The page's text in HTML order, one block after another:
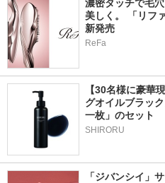
濃密タッチで毛
美しく。 「リフ
新発売
ReFa
【30名様に豪華
グオイルブラッ
一枚」のセット
SHIRORU
「ジバンシイ」